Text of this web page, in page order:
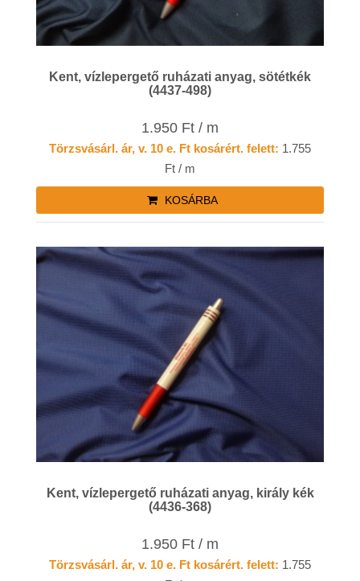
Kent, vízlepergető ruházati anyag, sötétkék
(4437-498)
1.950 Ft / m
Törzsvásárl. ár, v. 10 e. Ft kosárért. felett: 1.755
Ft / m
KOSÁRBA
Kent, vízlepergető ruházati anyag, király kék
(4436-368)
1.950 Ft / m
Törzsvásárl. ár, v. 10 e. Ft kosárért. felett: 1.755